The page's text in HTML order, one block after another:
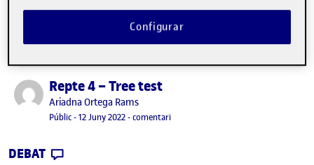
Publicat perRepte 4 – Tree test
Publicat per
Ariadna Ortega Rams
Visibilitat:
Públic-Data de publicació
12 Juny 202227 gener, 2023 9:31 am
-comentariel Repte 4 – Tree test
DEBAT
Configurar